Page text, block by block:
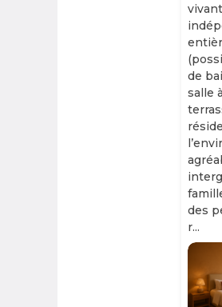
de
salle
des
r...
Slide